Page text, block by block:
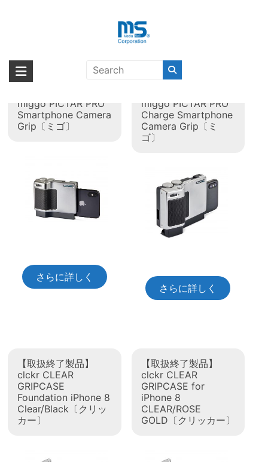
海外輸入ブランド商品｜株式会社
海外事業部が取り揃えている海外輸入商品には、日本では珍しい「海外ブ
ランド」をはじめ「ユニークな商品」「機能的な商品」「コストパフォー
タグ: iPhone 6s Plus
miggo PICTAR PRO
Smartphone Camera
Grip〔ミゴ〕
さらに詳しく
miggo PICTAR PRO
Charge Smartphone
Camera Grip〔ミ
ゴ〕
さらに詳しく
【取扱終了製品】
clckr CLEAR
GRIPCASE
Foundation iPhone 8
Clear/Black〔クリッ
カー〕
【取扱終了製品】
clckr CLEAR
GRIPCASE for
iPhone 8
CLEAR/ROSE
GOLD〔クリッカー〕